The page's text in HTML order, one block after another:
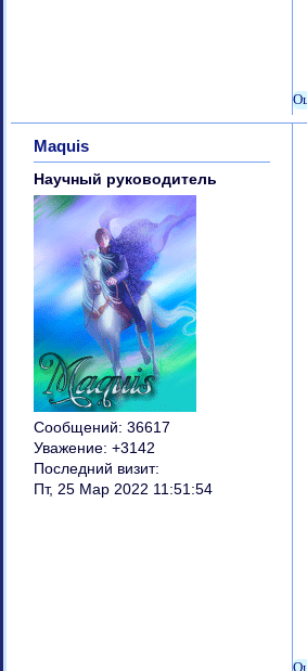
Maquis
Научный руководитель
Сообщений: 36617
Уважение: +3142
Последний визит:
Пт, 25 Мар 2022 11:51:54